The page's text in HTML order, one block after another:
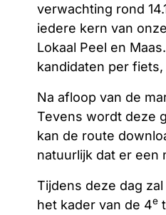
verwachting rond
iedere kern van
Lokaal Peel en
kandidaten per
Na afloop van de
Tevens wordt deze
kan de route
natuurlijk dat er een
Tijdens deze dag
het kader van de 4e